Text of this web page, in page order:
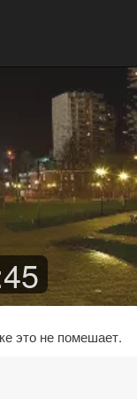
45
это не помешает.